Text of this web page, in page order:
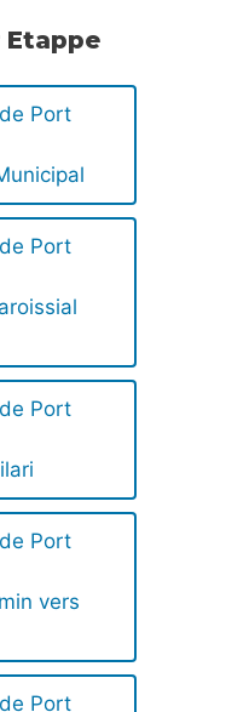
Etappe
Port
Port
Port
Port
vers
Port